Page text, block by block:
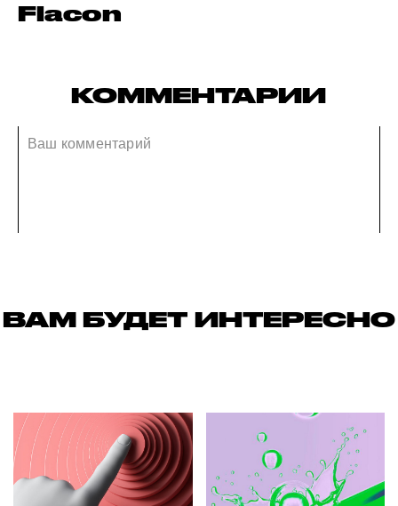
Flacon
КОММЕНТАРИИ
ВАМ БУДЕТ ИНТЕРЕСНО